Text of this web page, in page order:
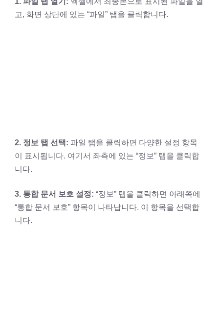
고, 화면 상단에 있는 “파일” 탭을 클릭합니다.
2. 정보 탭 선택: 파일 탭을 클릭하면 다양한 설정 항목
이 표시됩니다. 여기서 좌측에 있는 “정보” 탭을 클릭합
니다.
3. 통합 문서 보호 설정: “정보” 탭을 클릭하면 아래쪽에
“통합 문서 보호” 항목이 나타납니다. 이 항목을 선택합
니다.